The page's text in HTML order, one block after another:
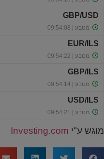
מוגש ע"י Investing.com